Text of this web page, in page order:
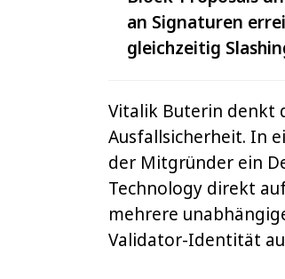
an Signaturen
gleichzeitig
Vitalik Buterin denkt
Ausfallsicherheit. In
der Mitgründer ein
Technology direkt
mehrere
Validator-Identität